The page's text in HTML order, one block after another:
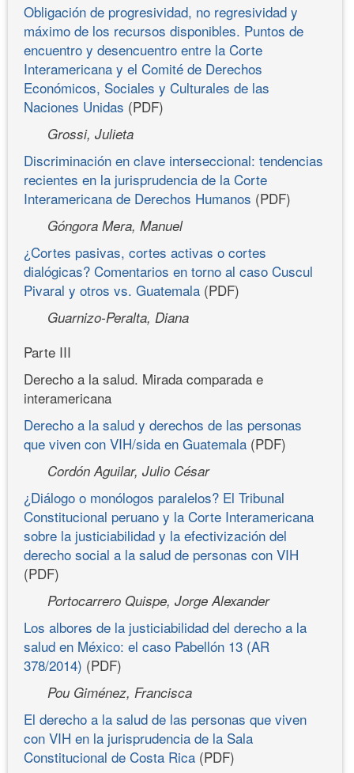
Obligación de progresividad, no regresividad y
máximo de los recursos disponibles. Puntos de
encuentro y desencuentro entre la Corte
Interamericana y el Comité de Derechos
Económicos, Sociales y Culturales de las
Naciones Unidas (PDF)
Grossi, Julieta
Discriminación en clave interseccional: tendencias
recientes en la jurisprudencia de la Corte
Interamericana de Derechos Humanos (PDF)
Góngora Mera, Manuel
¿Cortes pasivas, cortes activas o cortes
dialógicas? Comentarios en torno al caso Cuscul
Pivaral y otros vs. Guatemala (PDF)
Guarnizo-Peralta, Diana
Parte III
Derecho a la salud. Mirada comparada e
interamericana
Derecho a la salud y derechos de las personas
que viven con VIH/sida en Guatemala (PDF)
Cordón Aguilar, Julio César
¿Diálogo o monólogos paralelos? El Tribunal
Constitucional peruano y la Corte Interamericana
sobre la justiciabilidad y la efectivización del
derecho social a la salud de personas con VIH
(PDF)
Portocarrero Quispe, Jorge Alexander
Los albores de la justiciabilidad del derecho a la
salud en México: el caso Pabellón 13 (AR
378/2014) (PDF)
Pou Giménez, Francisca
El derecho a la salud de las personas que viven
con VIH en la jurisprudencia de la Sala
Constitucional de Costa Rica (PDF)